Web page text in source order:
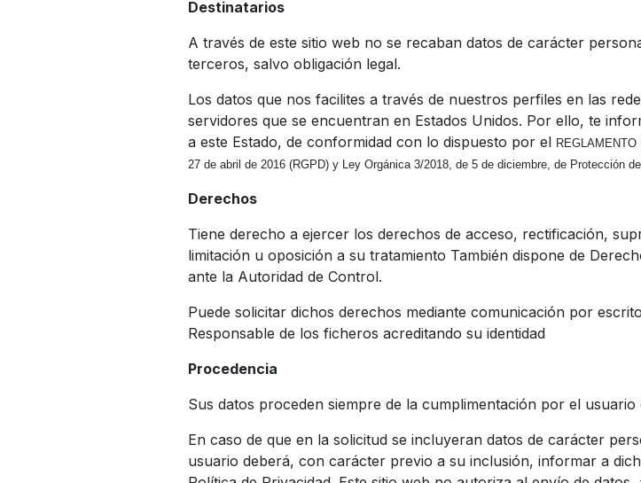
Destinatarios
A través de este sitio web no se recaban datos de carácter
terceros, salvo obligación legal.
Los datos que nos facilites a través de nuestros perfiles en las
servidores que se encuentran en Estados Unidos. Por ello, te
a este Estado, de conformidad con lo dispuesto por el
27 de abril de 2016 (RGPD) y Ley Orgánica 3/2018, de 5 de diciembre, de Protección
Derechos
Tiene derecho a ejercer los derechos de acceso, rectificación,
limitación u oposición a su tratamiento También dispone de
ante la Autoridad de Control.
Puede solicitar dichos derechos mediante comunicación por
Responsable de los ficheros acreditando su identidad
Procedencia
Sus datos proceden siempre de la cumplimentación por el
En caso de que en la solicitud se incluyeran datos de carácter
usuario deberá, con carácter previo a su inclusión, informar a